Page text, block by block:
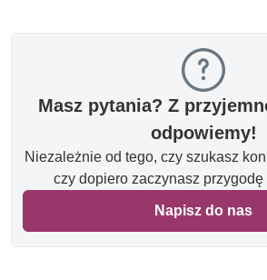
Masz pytania? Z
odpowiemy!
Niezależnie od tego, czy szukasz
czy dopiero zaczynasz
Napisz do nas